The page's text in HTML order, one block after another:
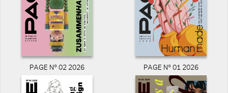
PAGE N° 02 2026 PAGE N° 01 2026